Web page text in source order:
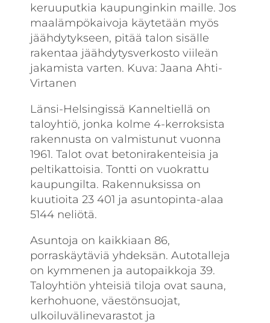
keruuputkia kaupunginkin maille. Jos
maalämpökaivoja käytetään myös
jäähdytykseen, pitää talon sisälle
rakentaa jäähdytysverkosto viileän
jakamista varten. Kuva: Jaana Ahti-
Virtanen
Länsi-Helsingissä Kanneltiellä on
taloyhtiö, jonka kolme 4-kerroksista
rakennusta on valmistunut vuonna
1961. Talot ovat betonirakenteisia ja
peltikattoisia. Tontti on vuokrattu
kaupungilta. Rakennuksissa on
kuutioita 23 401 ja asuntopinta-alaa
5144 neliötä.
Asuntoja on kaikkiaan 86,
porraskäytäviä yhdeksän. Autotalleja
on kymmenen ja auto­paikkoja 39.
Taloyhtiön yhteisiä tiloja ovat sauna,
kerhohuone, väestönsuojat,
ulkoiluväline­varastot ja